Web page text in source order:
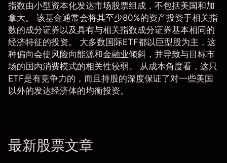
指数由小型资本化发达市场股票组成，不包括美国和加
拿大。 该基金通常会将其至少80%的资产投资于相关指
数的成分证券以及具有与相关指数成分证券基本相同的
经济特征的投资。 大多数国际ETF都以巨型股为主，这
种偏向会使风险向能源和金融业倾斜，并导致与目标市
场的国内消费模式的相关性较弱。 从成本角度看，这只
ETF是有竞争力的，而且持股的深度保证了对一些美国
以外的发达经济体的均衡投资。
最新股票文章